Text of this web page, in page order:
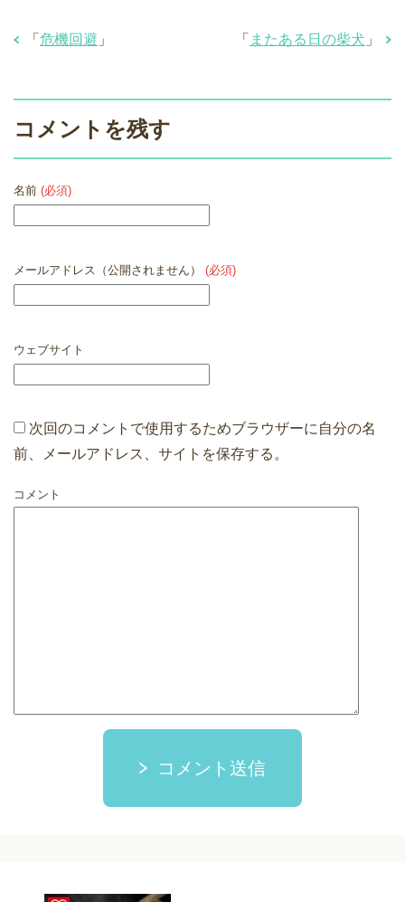
「 またある日の柴犬 」
「 危機回避 」
コメントを残す
名前 (必須)
メールアドレス（公開されません） (必須)
ウェブサイト
次回のコメントで使用するためブラウザーに自分の名
前、メールアドレス、サイトを保存する。
コメント
コメント送信